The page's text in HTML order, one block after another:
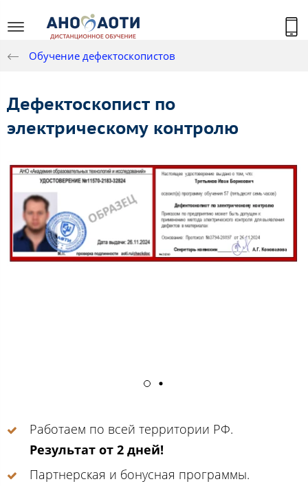
Обучение дефектоскопистов
Дефектоскопист по
электрическому контролю
Работаем по всей территории РФ.
Результат от 2 дней!
Партнерская и бонусная программы.